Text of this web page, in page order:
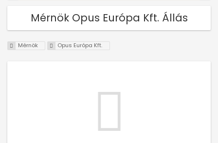
Mérnök Opus Európa Kft. Állás
Mérnök Opus Európa Kft.